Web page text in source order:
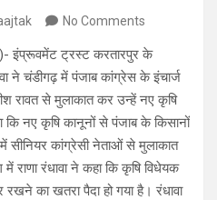
No Comments
इंप्रूवमेंट ट्रस्ट करतारपुर के
ने चंडीगढ़ में पंजाब कांग्रेस के इंचार्ज
रावत से मुलाकात कर उन्हें नए कृषि
नए कृषि कानूनों से पंजाब के किसानों
सीनियर कांग्रेसी नेताओं से मुलाकात
राणा रंधावा ने कहा कि कृषि विधेयक
का खतरा पैदा हो गया है। रंधावा